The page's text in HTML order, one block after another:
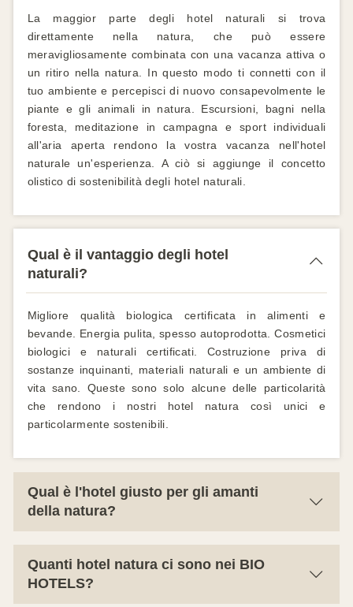
La maggior parte degli hotel naturali si trova
direttamente nella natura, che può essere
meravigliosamente combinata con una vacanza attiva o
un ritiro nella natura. In questo modo ti connetti con il
tuo ambiente e percepisci di nuovo consapevolmente le
piante e gli animali in natura. Escursioni, bagni nella
foresta, meditazione in campagna e sport individuali
all'aria aperta rendono la vostra vacanza nell'hotel
naturale un'esperienza. A ciò si aggiunge il concetto
olistico di sostenibilità degli hotel naturali.
Qual è il vantaggio degli hotel
naturali?
Migliore qualità biologica certificata in alimenti e
bevande. Energia pulita, spesso autoprodotta. Cosmetici
biologici e naturali certificati. Costruzione priva di
sostanze inquinanti, materiali naturali e un ambiente di
vita sano. Queste sono solo alcune delle particolarità
che rendono i nostri hotel natura così unici e
particolarmente sostenibili.
Qual è l'hotel giusto per gli amanti
della natura?
lussureggiante di fitti boschi, ampi prati e campi fertili.
Tutti i nostri singoli hotel sono impegnati nel concetto
Quanti hotel natura ci sono nei BIO
HOTELS?